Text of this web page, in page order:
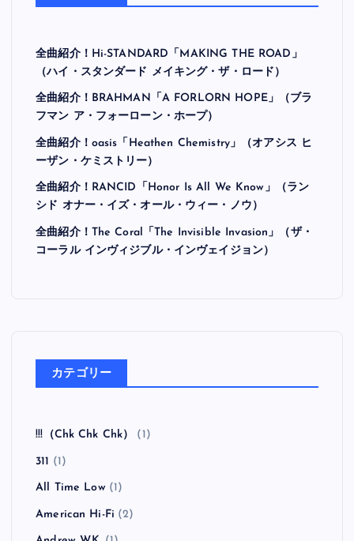
全曲紹介！Hi-STANDARD「MAKING THE ROAD」
（ハイ・スタンダード メイキング・ザ・ロード）
全曲紹介！BRAHMAN「A FORLORN HOPE」（ブラ
フマン ア・フォーローン・ホープ）
全曲紹介！oasis「Heathen Chemistry」（オアシス ヒ
ーザン・ケミストリー）
全曲紹介！RANCID「Honor Is All We Know」（ラン
シド オナー・イズ・オール・ウィー・ノウ）
全曲紹介！The Coral「The Invisible Invasion」（ザ・
コーラル インヴィジブル・インヴェイジョン）
カテゴリー
!!!（Chk Chk Chk） (1)
311 (1)
All Time Low(1)
American Hi-Fi (2)